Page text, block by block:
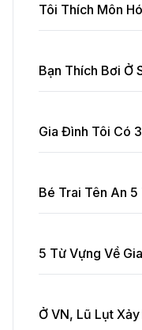
Tôi Thích Môn
Bạn Thích Bơi Ở
Gia Đình Tôi Có
Bé Trai Tên An 5
5 Từ Vựng Về
Ở VN, Lũ Lụt